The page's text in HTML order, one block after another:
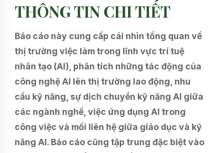
THÔNG TIN CHI TIẾT
Báo cáo này cung cấp cái nhìn tổng quan về
thị trường việc làm trong lĩnh vực trí tuệ
nhân tạo (AI), phân tích những tác động của
công nghệ AI lên thị trường lao động, nhu
cầu kỹ năng, sự dịch chuyển kỹ năng AI giữa
các ngành nghề, việc ứng dụng AI trong
công việc và mối liên hệ giữa giáo dục và kỹ
năng AI. Báo cáo cũng tập trung đặc biệt vào